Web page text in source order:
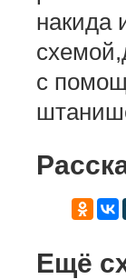
накида
с
Ещё